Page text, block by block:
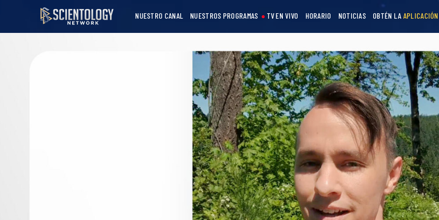
NUESTRO CANAL NUESTROS PROGRAMAS TV EN VIVO HORARIO NOTICIAS OBTÉN LA APLICACIÓN